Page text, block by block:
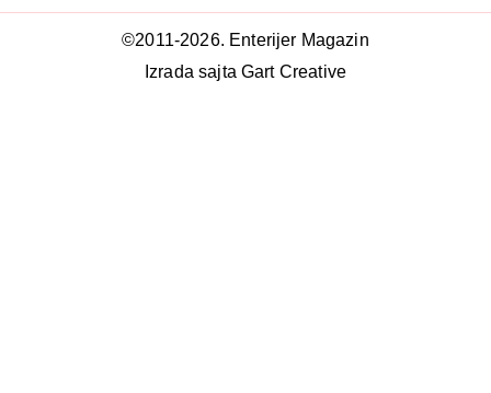
©2011-2026. Enterijer Magazin
Izrada sajta Gart Creative